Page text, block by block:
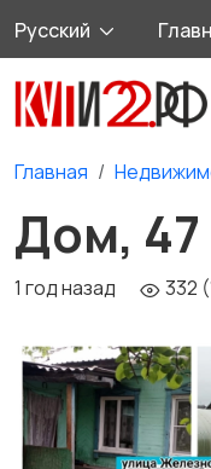
Русский
Главная
Дом,
1 год назад 332